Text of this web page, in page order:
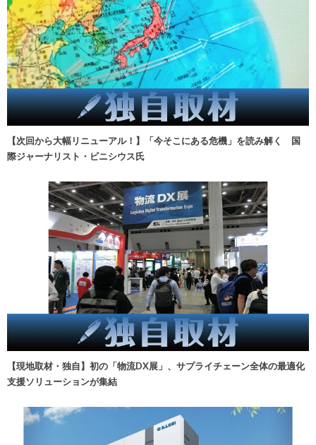
【次回から大幅リニューアル！】「今そこにある危機」を読み解く 国
際ジャーナリスト・ビニシウス氏
【現地取材・独自】初の「物流DX展」、サプライチェーン全体の最適化
支援ソリューションが集結